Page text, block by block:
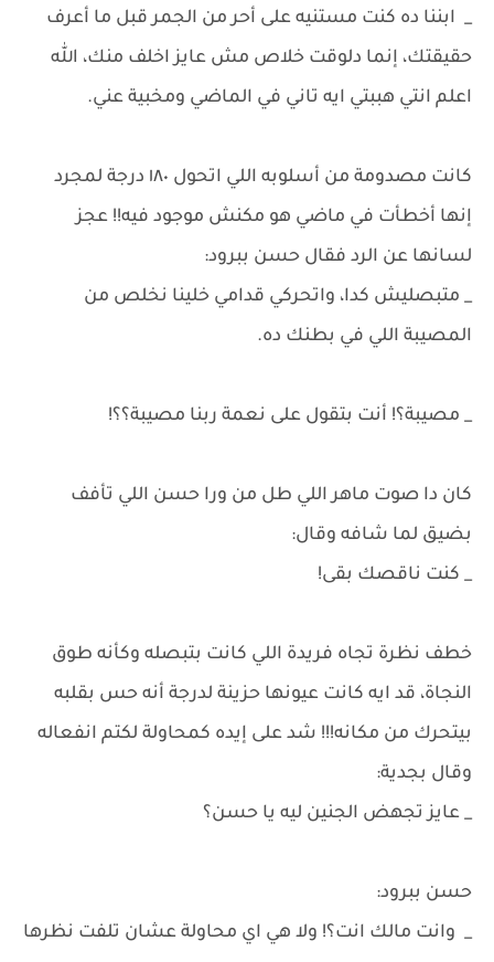
_ ابننا ده كنت مستنيه على أحر من الجمر قبل ما أعرف
حقيقتك، إنما دلوقت خلاص مش عايز اخلف منك، الله
اعلم انتي هببتي ايه تاني في الماضي ومخبية عني.
كانت مصدومة من أسلوبه اللي اتحول ١٨٠ درجة لمجرد
إنها أخطأت في ماضي هو مكنش موجود فيه!! عجز
لسانها عن الرد فقال حسن ببرود:
_ متبصليش كدا، واتحركي قدامي خلينا نخلص من
المصيبة اللي في بطنك ده.
_ مصيبة؟! أنت بتقول على نعمة ربنا مصيبة؟؟!
كان دا صوت ماهر اللي طل من ورا حسن اللي تأفف
بضيق لما شافه وقال:
_ كنت ناقصك بقى!
خطف نظرة تجاه فريدة اللي كانت بتبصله وكأنه طوق
النجاة، قد ايه كانت عيونها حزينة لدرجة أنه حس بقلبه
بيتحرك من مكانه!!! شد على إيده كمحاولة لكتم انفعاله
وقال بجدية:
_ عايز تجهض الجنين ليه يا حسن؟
حسن ببرود:
_ وانت مالك انت؟! ولا هي اي محاولة عشان تلفت نظرها